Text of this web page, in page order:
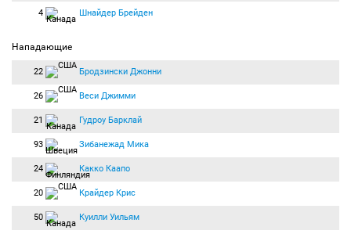
4 Шнайдер Брейден
Нападающие
22 Бродзински Джонни
26 Веси Джимми
21 Гудроу Барклай
93 Зибанежад Мика
24 Какко Каапо
20 Крайдер Крис
50 Куилли Уильям